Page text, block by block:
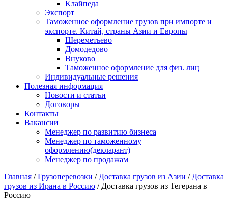
Клайпеда
Экспорт
Таможенное оформление грузов при импорте и
экспорте. Китай, страны Азии и Европы
Шереметьево
Домодедово
Внуково
Таможенное оформление для физ. лиц
Индивидуальные решения
Полезная информация
Новости и статьи
Договоры
Контакты
Вакансии
Менеджер по развитию бизнеса
Менеджер по таможенному
оформлению(декларант)
Менеджер по продажам
Главная /Грузоперевозки / Доставка грузов из Азии / Доставка
грузов из Ирана в Россию / Доставка грузов из Тегерана в
Россию